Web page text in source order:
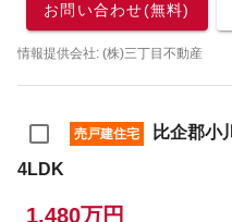
お問い合わせ(無料)
情報提供会社: (株)三丁目不動産
売戸建住宅
比企郡小
4LDK
1,480万円